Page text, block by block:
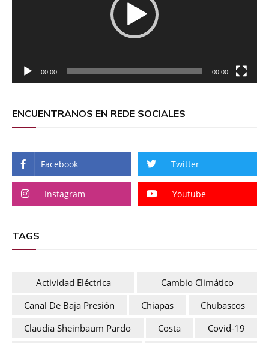
00:00 00:00
ENCUENTRANOS EN REDE SOCIALES
Facebook Twitter
Instagram Youtube
TAGS
Actividad Eléctrica
Cambio Climático
Canal De Baja Presión
Chiapas
Chubascos
Claudia Sheinbaum Pardo
Costa
Covid-19